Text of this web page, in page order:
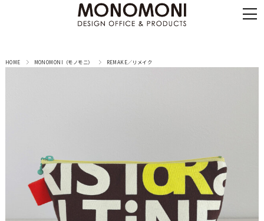
HOME MONOMONI（モノモニ） REMAKE／リメイク